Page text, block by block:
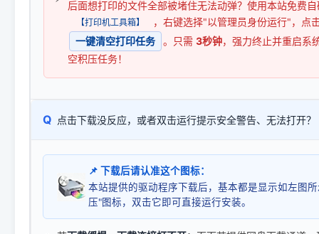
后面想打印的文件全部被堵住无法动弹？使用本站免费
【打印机工具箱】
，右键选择"以管理员身份运行"，点
一键清空打印任务
。只需 3秒钟，强力终止并重启系
空积压任务！
Q 点击下载没反应，或者双击运行提示安全警告、无法打开？
📌 下载后请认准这个图标：
本站提供的驱动程序下载后，基本都是显示如左图
压"图标，双击它即可直接运行安装。